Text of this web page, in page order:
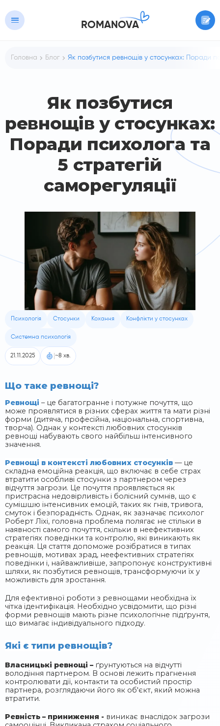
ROMANOVA
Головна Блог Як позбутися ревнощів у стосунках: Поради
Як позбутися
ревнощів у стосунках:
Поради психолога та
5 стратегій
саморегуляції
Психологія Стосунки Кохання Конфлікти у стосунках
Системна психологія
21.11.2025 ~8 хв.
Що таке ревнощі?
Ревнощі – це багатогранне і потужне почуття, що
може проявлятися в різних сферах життя та мати різні
форми (дитяча, професійна, національна, спортивна,
творча). Однак у контексті любовних стосунків
ревнощі набувають свого найбільш інтенсивного
значення.
Ревнощі в контексті любовних стосунків — це
складна емоційна реакція, що включає в себе страх
втратити особливі стосунки з партнером через
відчуття загрози. Це почуття проявляється як
пристрасна недовірливість і болісний сумнів, що є
сумішшю інтенсивних емоцій, таких як гнів, тривога,
смуток і безпорадність. Однак, як зазначає психолог
Роберт Ліхі, головна проблема полягає не стільки в
наявності самого почуття, скільки в неефективних
стратегіях поведінки та контролю, які виникають як
реакція. Ця стаття допоможе розібратися в типах
ревнощів, мотивах зрад, неефективних стратегіях
поведінки і, найважливіше, запропонує конструктивні
шляхи, як позбутися ревнощів, трансформуючи їх у
можливість для зростання.
Для ефективної роботи з ревнощами необхідна їх
чітка ідентифікація. Необхідно усвідомити, що різні
форми ревнощів мають різне психологічне підґрунтя,
що вимагає індивідуального підходу.
Які є типи ревнощів?
Власницькі ревнощі – ґрунтуються на відчутті
володіння партнером. В основі лежить прагнення
контролювати дії, контакти та особистий простір
партнера, розглядаючи його як об'єкт, який можна
втратити.
Ревність – приниження - виникає внаслідок загрози